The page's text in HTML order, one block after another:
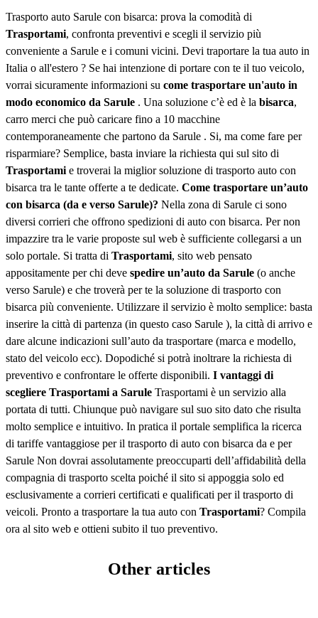
Trasporto auto Sarule con bisarca: prova la comodità di
Trasportami, confronta preventivi e scegli il servizio più
conveniente a Sarule e i comuni vicini. Devi traportare la tua auto in
Italia o all'estero ? Se hai intenzione di portare con te il tuo veicolo,
vorrai sicuramente informazioni su come trasportare un'auto in
modo economico da Sarule . Una soluzione c’è ed è la bisarca,
carro merci che può caricare fino a 10 macchine
contemporaneamente che partono da Sarule . Si, ma come fare per
risparmiare? Semplice, basta inviare la richiesta qui sul sito di
Trasportami e troverai la miglior soluzione di trasporto auto con
bisarca tra le tante offerte a te dedicate. Come trasportare un’auto
con bisarca (da e verso Sarule)? Nella zona di Sarule ci sono
diversi corrieri che offrono spedizioni di auto con bisarca. Per non
impazzire tra le varie proposte sul web è sufficiente collegarsi a un
solo portale. Si tratta di Trasportami, sito web pensato
appositamente per chi deve spedire un’auto da Sarule (o anche
verso Sarule) e che troverà per te la soluzione di trasporto con
bisarca più conveniente. Utilizzare il servizio è molto semplice: basta
inserire la città di partenza (in questo caso Sarule ), la città di arrivo e
dare alcune indicazioni sull’auto da trasportare (marca e modello,
stato del veicolo ecc). Dopodiché si potrà inoltrare la richiesta di
preventivo e confrontare le offerte disponibili. I vantaggi di
scegliere Trasportami a Sarule Trasportami è un servizio alla
portata di tutti. Chiunque può navigare sul suo sito dato che risulta
molto semplice e intuitivo. In pratica il portale semplifica la ricerca
di tariffe vantaggiose per il trasporto di auto con bisarca da e per
Sarule Non dovrai assolutamente preoccuparti dell’affidabilità della
compagnia di trasporto scelta poiché il sito si appoggia solo ed
esclusivamente a corrieri certificati e qualificati per il trasporto di
veicoli. Pronto a trasportare la tua auto con Trasportami? Compila
ora al sito web e ottieni subito il tuo preventivo.
Other articles